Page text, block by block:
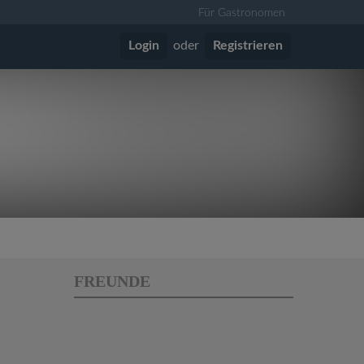
Für Gastronomen
Login oder Registrieren
FREUNDE